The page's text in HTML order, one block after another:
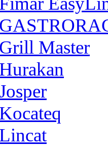
Master